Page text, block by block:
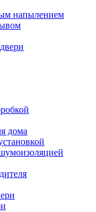
напылением
дома